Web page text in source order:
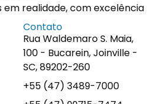
em realidade, com excelência
Contato
Rua Waldemaro S. Maia,
100 - Bucarein, Joinville -
SC, 89202-260
+55 (47) 3489-7000